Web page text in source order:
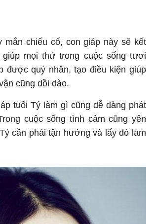
chiếu cố, con giáp này sẽ kết
mọi thứ trong cuộc sống tươi
được quý nhân, tạo điều kiện giúp
cũng dồi dào.
tuổi Tý làm gì cũng dễ dàng phát
cuộc sống tình cảm cũng yên
cần phải tận hưởng và lấy đó làm